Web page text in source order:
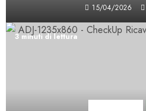
15/04/2026
3 minuti di lettura